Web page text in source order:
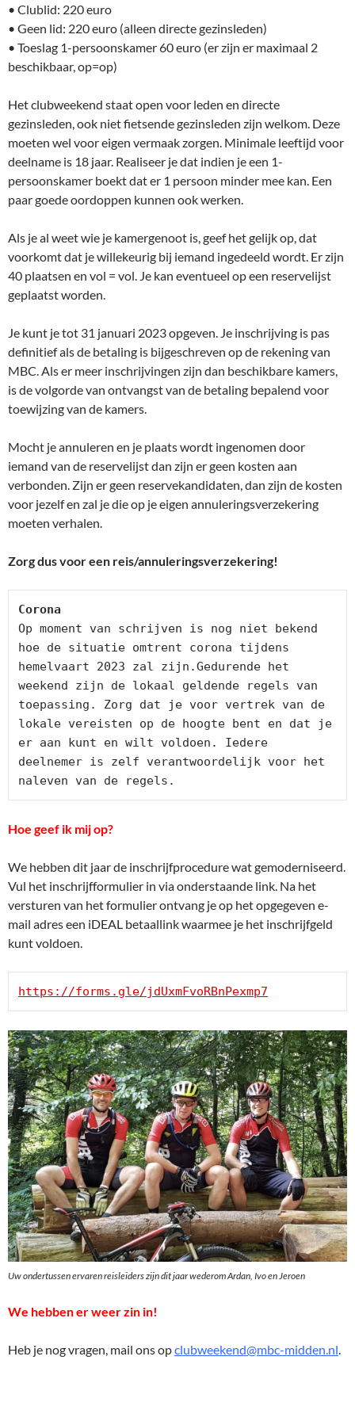
• Clublid: 220 euro
• Geen lid: 220 euro (alleen directe gezinsleden)
• Toeslag 1-persoonskamer 60 euro (er zijn er maximaal 2
beschikbaar, op=op)
Het clubweekend staat open voor leden en directe
gezinsleden, ook niet fietsende gezinsleden zijn welkom. Deze
moeten wel voor eigen vermaak zorgen. Minimale leeftijd voor
deelname is 18 jaar. Realiseer je dat indien je een 1-
persoonskamer boekt dat er 1 persoon minder mee kan. Een
paar goede oordoppen kunnen ook werken.
Als je al weet wie je kamergenoot is, geef het gelijk op, dat
voorkomt dat je willekeurig bij iemand ingedeeld wordt. Er zijn
40 plaatsen en vol = vol. Je kan eventueel op een reservelijst
geplaatst worden.
Je kunt je tot 31 januari 2023 opgeven. Je inschrijving is pas
definitief als de betaling is bijgeschreven op de rekening van
MBC. Als er meer inschrijvingen zijn dan beschikbare kamers,
is de volgorde van ontvangst van de betaling bepalend voor
toewijzing van de kamers.
Mocht je annuleren en je plaats wordt ingenomen door
iemand van de reservelijst dan zijn er geen kosten aan
verbonden. Zijn er geen reservekandidaten, dan zijn de kosten
voor jezelf en zal je die op je eigen annuleringsverzekering
moeten verhalen.
Zorg dus voor een reis/annuleringsverzekering!
Op moment van schrijven is nog niet bekend
hoe de situatie omtrent corona tijdens
hemelvaart 2023 zal zijn.Gedurende het
weekend zijn de lokaal geldende regels van
toepassing. Zorg dat je voor vertrek van de
lokale vereisten op de hoogte bent en dat je
er aan kunt en wilt voldoen. Iedere
deelnemer is zelf verantwoordelijk voor het
naleven van de regels.
Hoe geef ik mij op?
We hebben dit jaar de inschrijfprocedure wat gemoderniseerd.
Vul het inschrijfformulier in via onderstaande link. Na het
versturen van het formulier ontvang je op het opgegeven e-
mail adres een iDEAL betaallink waarmee je het inschrijfgeld
kunt voldoen.
https://forms.gle/jdUxmFvoRBnPexmp7
Uw ondertussen ervaren reisleiders zijn dit jaar wederom Ardan, Ivo en Jeroen
We hebben er weer zin in!
Heb je nog vragen, mail ons opclubweekend@mbc-midden.nl